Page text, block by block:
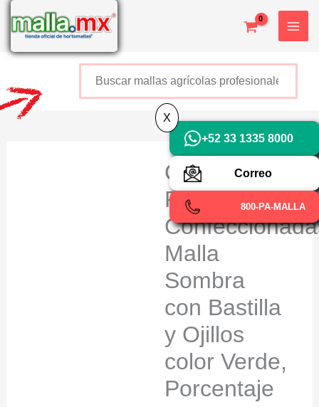
contenido
OBAMALLA®
Piezas
Malla
Sombra
con Bastilla
y Ojillos
color Verde,
Porcentaje
X
+52 800 726 2552
+52 33 1335 8000
Correo
800-PA-MALLA
X